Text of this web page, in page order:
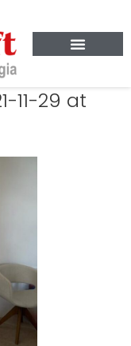
11-29 at